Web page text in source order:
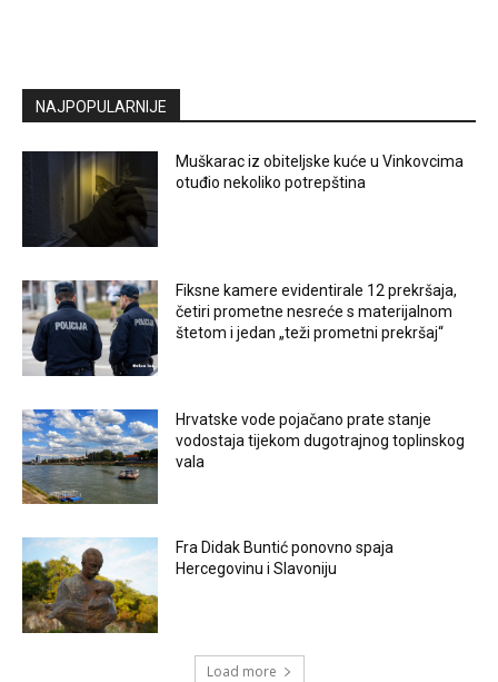
NAJPOPULARNIJE
Muškarac iz obiteljske kuće u Vinkovcima
otuđio nekoliko potrepština
Fiksne kamere evidentirale 12 prekršaja,
četiri prometne nesreće s materijalnom
štetom i jedan „teži prometni prekršaj“
Hrvatske vode pojačano prate stanje
vodostaja tijekom dugotrajnog toplinskog
vala
Fra Didak Buntić ponovno spaja
Hercegovinu i Slavoniju
Load more